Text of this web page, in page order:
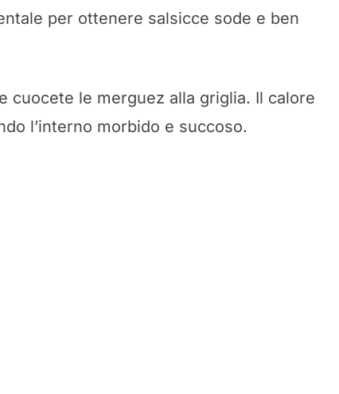
per ottenere salsicce sode e ben
cuocete le merguez alla griglia. Il calore
l’interno morbido e succoso.